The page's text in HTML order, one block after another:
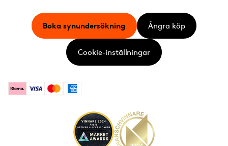
KlarnaVisa MastercardAmerican Express
Boka synundersökning Ångra köp
Cookie-inställningar